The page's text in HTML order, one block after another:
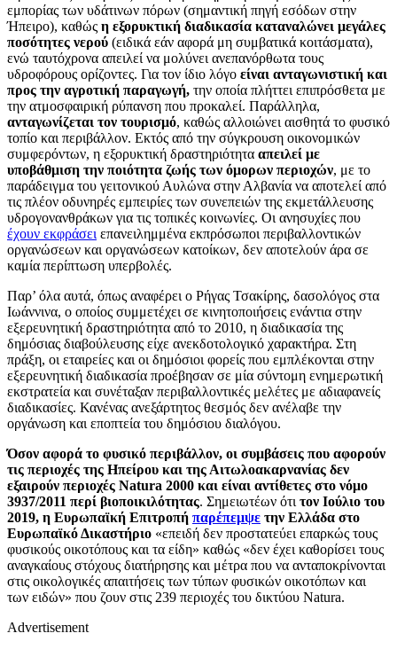
εμπορίας των υδάτινων πόρων (σημαντική πηγή εσόδων στην
Ήπειρο), καθώς η εξορυκτική διαδικασία καταναλώνει μεγάλες
ποσότητες νερού (ειδικά εάν αφορά μη συμβατικά κοιτάσματα),
ενώ ταυτόχρονα απειλεί να μολύνει ανεπανόρθωτα τους
υδροφόρους ορίζοντες. Για τον ίδιο λόγο είναι ανταγωνιστική και
προς την αγροτική παραγωγή, την οποία πλήττει επιπρόσθετα με
την ατμοσφαιρική ρύπανση που προκαλεί. Παράλληλα,
ανταγωνίζεται τον τουρισμό, καθώς αλλοιώνει αισθητά το φυσικό
τοπίο και περιβάλλον. Εκτός από την σύγκρουση οικονομικών
συμφερόντων, η εξορυκτική δραστηριότητα απειλεί με
υποβάθμιση την ποιότητα ζωής των όμορων περιοχών, με το
παράδειγμα του γειτονικού Αυλώνα στην Αλβανία να αποτελεί από
τις πλέον οδυνηρές εμπειρίες των συνεπειών της εκμετάλλευσης
υδρογονανθράκων για τις τοπικές κοινωνίες. Οι ανησυχίες που
έχουν εκφράσει επανειλημμένα εκπρόσωποι περιβαλλοντικών
οργανώσεων και οργανώσεων κατοίκων, δεν αποτελούν άρα σε
καμία περίπτωση υπερβολές.
Παρ’ όλα αυτά, όπως αναφέρει ο Ρήγας Τσακίρης, δασολόγος στα
Ιωάννινα, ο οποίος συμμετέχει σε κινητοποιήσεις ενάντια στην
εξερευνητική δραστηριότητα από το 2010, η διαδικασία της
δημόσιας διαβούλευσης είχε ανεκδοτολογικό χαρακτήρα. Στη
πράξη, οι εταιρείες και οι δημόσιοι φορείς που εμπλέκονται στην
εξερευνητική διαδικασία προέβησαν σε μία σύντομη ενημερωτική
εκστρατεία και συνέταξαν περιβαλλοντικές μελέτες με αδιαφανείς
διαδικασίες. Κανένας ανεξάρτητος θεσμός δεν ανέλαβε την
οργάνωση και εποπτεία του δημόσιου διαλόγου.
Όσον αφορά το φυσικό περιβάλλον, οι συμβάσεις που αφορούν
τις περιοχές της Ηπείρου και της Αιτωλοακαρνανίας δεν
εξαιρούν περιοχές Natura 2000 και είναι αντίθετες στο νόμο
3937/2011 περί βιοποικιλότητας. Σημειωτέων ότι τον Ιούλιο του
2019, η Ευρωπαϊκή Επιτροπή παρέπεμψε την Ελλάδα στο
Ευρωπαϊκό Δικαστήριο «επειδή δεν προστατεύει επαρκώς τους
φυσικούς οικοτόπους και τα είδη» καθώς «δεν έχει καθορίσει τους
αναγκαίους στόχους διατήρησης και μέτρα που να ανταποκρίνονται
στις οικολογικές απαιτήσεις των τύπων φυσικών οικοτόπων και
των ειδών» που ζουν στις 239 περιοχές του δικτύου Natura.
Advertisement